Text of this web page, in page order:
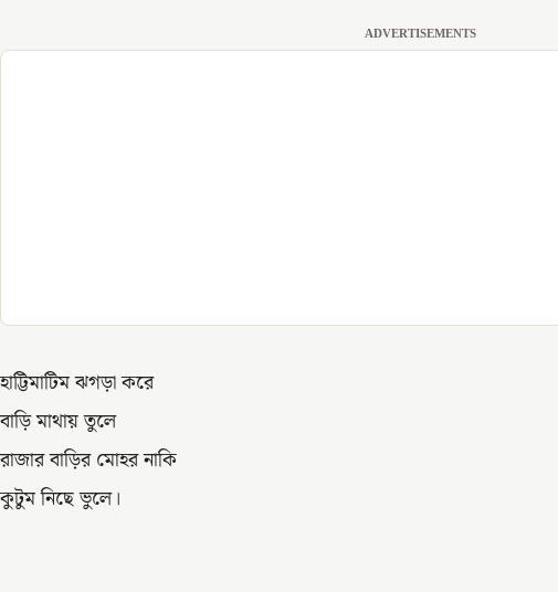
ADVERTISEMENTS
হাট্টিমাটিম ঝগড়া করে
বাড়ি মাথায় তুলে
রাজার বাড়ির মোহর নাকি
কুটুম নিছে ভুলে।